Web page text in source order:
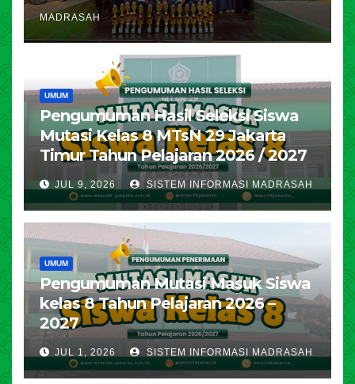
MADRASAH
UMUM
Pengumuman Hasil Seleksi Siswa
Mutasi Kelas 8 MTsN 29 Jakarta
Timur Tahun Pelajaran 2026 / 2027
JUL 9, 2026 SISTEM INFORMASI MADRASAH
UMUM
Pengumuman Mutasi Masuk Siswa
kelas 8 Tahun Pelajaran 2026 –
2027
JUL 1, 2026 SISTEM INFORMASI MADRASAH